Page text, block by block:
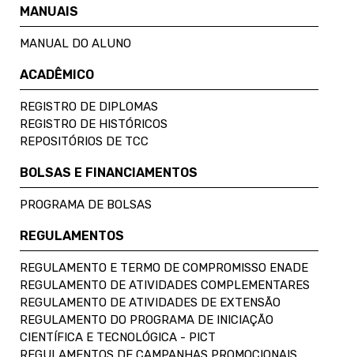
MANUAIS
MANUAL DO ALUNO
ACADÊMICO
REGISTRO DE DIPLOMAS
REGISTRO DE HISTÓRICOS
REPOSITÓRIOS DE TCC
BOLSAS E FINANCIAMENTOS
PROGRAMA DE BOLSAS
REGULAMENTOS
REGULAMENTO E TERMO DE COMPROMISSO ENADE
REGULAMENTO DE ATIVIDADES COMPLEMENTARES
REGULAMENTO DE ATIVIDADES DE EXTENSÃO
REGULAMENTO DO PROGRAMA DE INICIAÇÃO
CIENTÍFICA E TECNOLÓGICA - PICT